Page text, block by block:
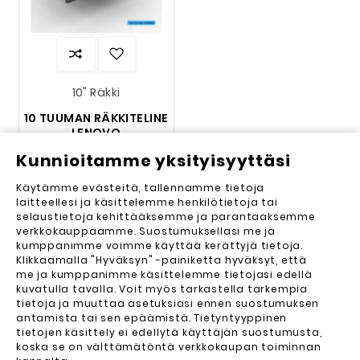
10" Räkki
10 TUUMAN RÄKKITELINE
LENOVO
27,50 €
LENOVO
Dockningstation USB-C
Kunnioitamme yksityisyyttäsi
Käytämme evästeitä, tallennamme tietoja
laitteellesi ja käsittelemme henkilötietoja tai
selaustietoja kehittääksemme ja parantaaksemme
verkkokauppaamme. Suostumuksellasi me ja
kumppanimme voimme käyttää kerättyjä tietoja.
Klikkaamalla "Hyväksyn" -painiketta hyväksyt, että
me ja kumppanimme käsittelemme tietojasi edellä
kuvatulla tavalla. Voit myös tarkastella tarkempia
tietoja ja muuttaa asetuksiasi ennen suostumuksen
antamista tai sen epäämistä. Tietyntyyppinen
tietojen käsittely ei edellytä käyttäjän suostumusta,
koska se on välttämätöntä verkkokaupan toiminnan